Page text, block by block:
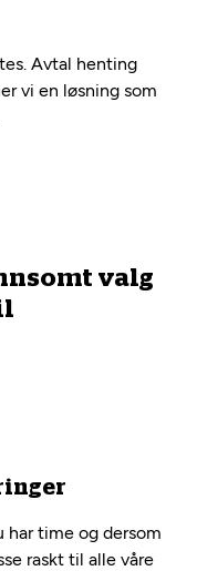
Avtal henting
vi en løsning som
valg
har time og dersom
raskt til alle våre